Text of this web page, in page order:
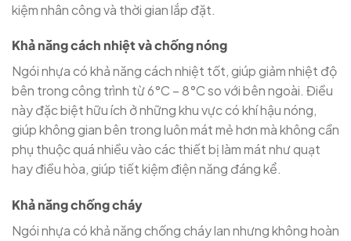
kiệm nhân công và thời gian lắp đặt.
Khả năng cách nhiệt và chống nóng
Ngói nhựa có khả năng cách nhiệt tốt, giúp giảm nhiệt độ
bên trong công trình từ 6°C – 8°C so với bên ngoài. Điều
này đặc biệt hữu ích ở những khu vực có khí hậu nóng,
giúp không gian bên trong luôn mát mẻ hơn mà không cần
phụ thuộc quá nhiều vào các thiết bị làm mát như quạt
hay điều hòa, giúp tiết kiệm điện năng đáng kể.
Khả năng chống cháy
Ngói nhựa có khả năng chống cháy lan nhưng không hoàn